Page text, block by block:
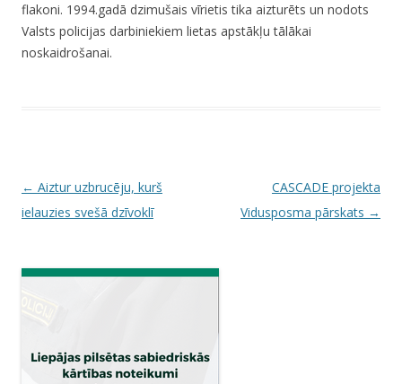
flakoni. 1994.gadā dzimušais vīrietis tika aizturēts un nodots
Valsts policijas darbiniekiem lietas apstākļu tālākai
noskaidrošanai.
P
o
← Aiztur uzbrucēju, kurš
ielauzies svešā dzīvoklī
CASCADE projekta
Vidusposma pārskats →